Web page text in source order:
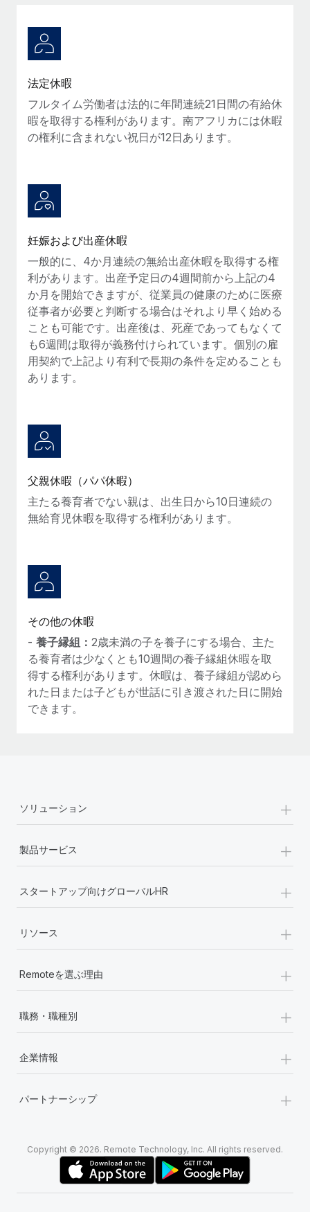
グローバル人事・コンプライアンスの専門サポート
候補者の選考プロセスをシンプルに
Compliance Watchtower
コンプライアンスリスクを先回りして対応
法人設立
移住・転勤
従業員の異動をスムーズに
福利厚生
従業員の福利厚生を簡単に管理
Reverse Tech、契約社員管理と給与処理でRemote
と戦略的提携
Reverse Techの概要 健康とウェルネスのスタートアップである
い、どのようにしてワークフォースを120%に増やした
Weaviateの概要...
詳細を見る
情報センター
サポートを依頼する
すべてのリソースを表示する
ブログ
契約社員管理
税務
ブログを読む
ブログ
Remoteの製品アップデート：GustoとXeroの統合お
よびContractor Management Plus（契約社員管理
プラス）
ることです。この数週間で、新しい統合、機能、改良点をリリー
スしました。...
給与詐欺：種類、事例、ビジネスを守る方法
を保護することは極めて重要です。...
法定休暇
フルタイム労働者は法的に年間連続21日間の有給休
暇を取得する権利があります。南アフリカには休暇
の権利に含まれない祝日が12日あります。
妊娠および出産休暇
一般的に、4か月連続の無給出産休暇を取得する権
利があります。出産予定日の4週間前から上記の4
か月を開始できますが、従業員の健康のために医療
従事者が必要と判断する場合はそれより早く始める
ことも可能です。出産後は、死産であってもなくて
も6週間は取得が義務付けられています。個別の雇
用契約で上記より有利で長期の条件を定めることも
あります。
父親休暇（パパ休暇）
主たる養育者でない親は、出生日から10日連続の
無給育児休暇を取得する権利があります。
その他の休暇
- 養子縁組： 2歳未満の子を養子にする場合、主た
る養育者は少なくとも10週間の養子縁組休暇を取
得する権利があります。休暇は、養子縁組が認めら
れた日または子どもが世話に引き渡された日に開始
できます。
ソリューション +
製品サービス +
スタートアップ向けグローバルHR +
リソース +
Remoteを選ぶ理由 +
職務・職種別 +
企業情報 +
パートナーシップ +
Copyright © 2026. Remote Technology, Inc. All rights reserved.